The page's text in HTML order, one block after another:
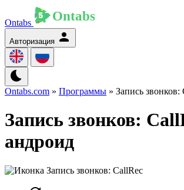
Ontabs
Авторизация
Ontabs.com » Программы » Запись звонков:
Запись звонков:
андроид